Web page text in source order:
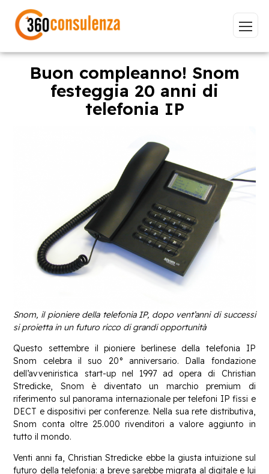
Vai
ISO 27001
Sviluppo software BeeProd
Inizia a digitare per visualizzare le pagine consigliate.
Buon compleanno! Snom
festeggia 20 anni di
telefonia IP
Snom, il pioniere della telefonia IP, dopo vent’anni di successi
si proietta in un futuro ricco di grandi opportunità
Questo settembre il pioniere berlinese della telefonia IP
Snom celebra il suo 20° anniversario. Dalla fondazione
dell’avveniristica start-up nel 1997 ad opera di Christian
Stredicke, Snom è diventato un marchio premium di
riferimento sul panorama internazionale per telefoni IP fissi e
DECT e dispositivi per conferenze. Nella sua rete distributiva,
Snom conta oltre 25.000 rivenditori a valore aggiunto in
tutto il mondo.
Venti anni fa, Christian Stredicke ebbe la giusta intuizione sul
futuro della telefonia: a breve sarebbe migrata al digitale e lui